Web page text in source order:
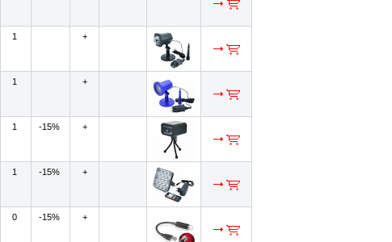
1 +
1 +
1 -15% +
1 -15% +
0 -15% +